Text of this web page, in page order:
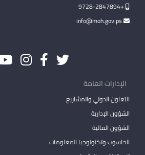
+9728-2847894
الإدارات العامة
التعاون الدولي والمشاريع
الشؤون الإدارية
الشؤون المالية
الحاسوب وتكنولوجيا المعلومات